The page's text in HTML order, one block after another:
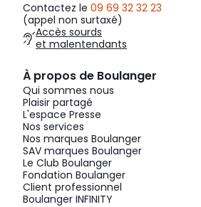
Contactez le 09 69 32 32 23
(appel non surtaxé)
Accès sourds
et malentendants
À propos de Boulanger
Qui sommes nous
Plaisir partagé
L'espace Presse
Nos services
Nos marques Boulanger
SAV marques Boulanger
Le Club Boulanger
Fondation Boulanger
Client professionnel
Boulanger INFINITY